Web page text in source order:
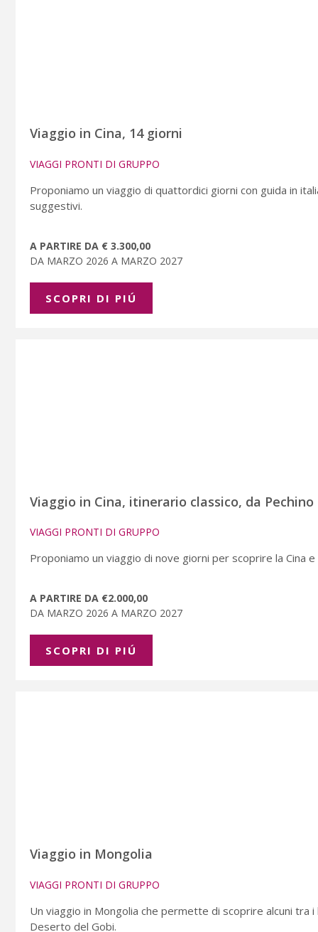
Viaggio in Cina, 14 giorni
VIAGGI PRONTI DI GRUPPO
Proponiamo un viaggio di quattordici giorni con guida in
suggestivi.
A PARTIRE DA € 3.300,00
DA MARZO 2026 A MARZO 2027
SCOPRI DI PIÚ
Viaggio in Cina, itinerario classico, da Pechino
VIAGGI PRONTI DI GRUPPO
Proponiamo un viaggio di nove giorni per scoprire la Cina
A PARTIRE DA €2.000,00
DA MARZO 2026 A MARZO 2027
SCOPRI DI PIÚ
Viaggio in Mongolia
VIAGGI PRONTI DI GRUPPO
Un viaggio in Mongolia che permette di scoprire alcuni tra
Deserto del Gobi.